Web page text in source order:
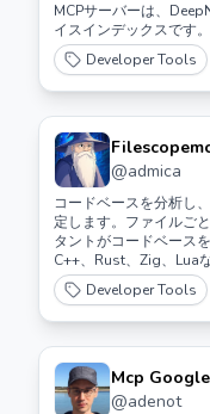
MCPサーバーは、
イスインデックスです。
Developer Tools
ル）サーバー
@admica
コードベースを分析し
定します。ファイルご
タントがコードベース
C++、Rust、Zig、Lua
解析します。
Developer Tools
Mcp
とウェブペ
@adenot